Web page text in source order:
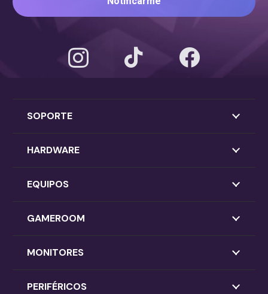
SOPORTE
HARDWARE
EQUIPOS
GAMEROOM
MONITORES
PERIFÉRICOS